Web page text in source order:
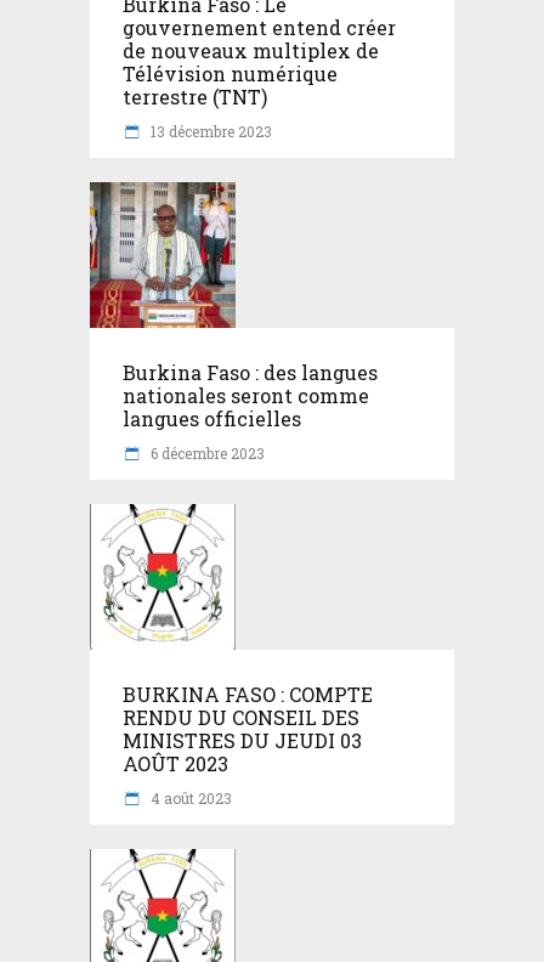
gouvernement entend créer
de nouveaux multiplex de
Télévision numérique
terrestre (TNT)
13 décembre 2023
Burkina Faso : des langues
nationales seront comme
langues officielles
6 décembre 2023
BURKINA FASO : COMPTE
RENDU DU CONSEIL DES
MINISTRES DU JEUDI 03
AOÛT 2023
4 août 2023